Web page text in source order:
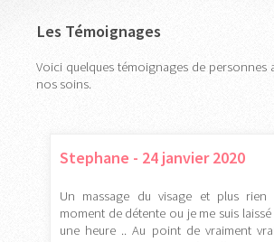
Les Témoignages
Voici quelques témoignages de personnes
nos soins.
Stephane - 24 janvier 2020
Un massage du visage et plus rien
moment de détente ou je me suis
une heure .. Au point de vraiment